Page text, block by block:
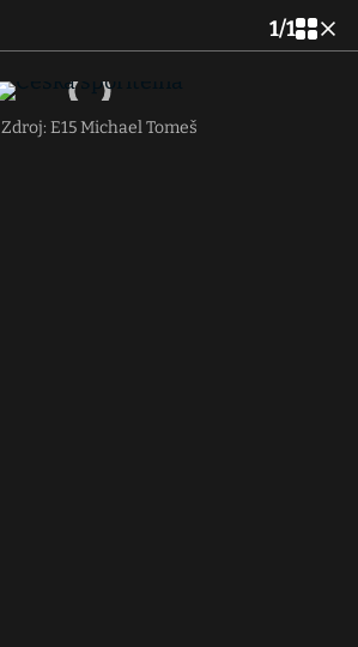
1/1
Zdroj: E15 Michael Tomeš